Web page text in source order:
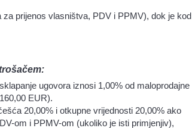
prijenos vlasništva, PDV i PPMV), dok je kod
ugovora iznosi 1,00% od maloprodajne
EUR).
20,00% i otkupne vrijednosti 20,00% ako
om i PPMV-om (ukoliko je isti primjenjiv),